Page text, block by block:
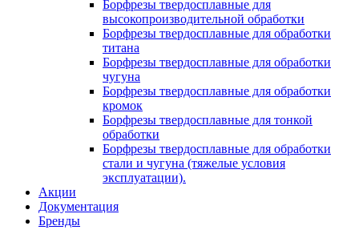
Борфрезы твердосплавные для
высокопроизводительной обработки
Борфрезы твердосплавные для обработки
титана
Борфрезы твердосплавные для обработки
чугуна
Борфрезы твердосплавные для обработки
кромок
Борфрезы твердосплавные для тонкой
обработки
Борфрезы твердосплавные для обработки
стали и чугуна (тяжелые условия
эксплуатации).
Акции
Документация
Бренды